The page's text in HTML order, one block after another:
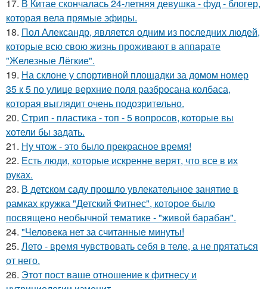
17. В Китае скончалась 24-летняя девушка - фуд - блогер,
которая вела прямые эфиры.
18. Пол Александр, является одним из последних людей,
которые всю свою жизнь проживают в аппарате
"Железные Лёгкие".
19. На склоне у спортивной площадки за домом номер
35 к 5 по улице верхние поля разбросана колбаса,
которая выглядит очень подозрительно.
20. Стрип - пластика - топ - 5 вопросов, которые вы
хотели бы задать.
21. Ну чтож - это было прекрасное время!
22. Есть люди, которые искренне верят, что все в их
руках.
23. В детском саду прошло увлекательное занятие в
рамках кружка "Детский Фитнес", которое было
посвящено необычной тематике - "живой барабан".
24. "Человека нет за считанные минуты!
25. Лето - время чувствовать себя в теле, а не прятаться
от него.
26. Этот пост ваше отношение к фитнесу и